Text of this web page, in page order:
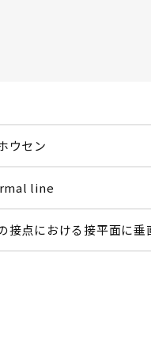
ウセン
line
接点における接平面に